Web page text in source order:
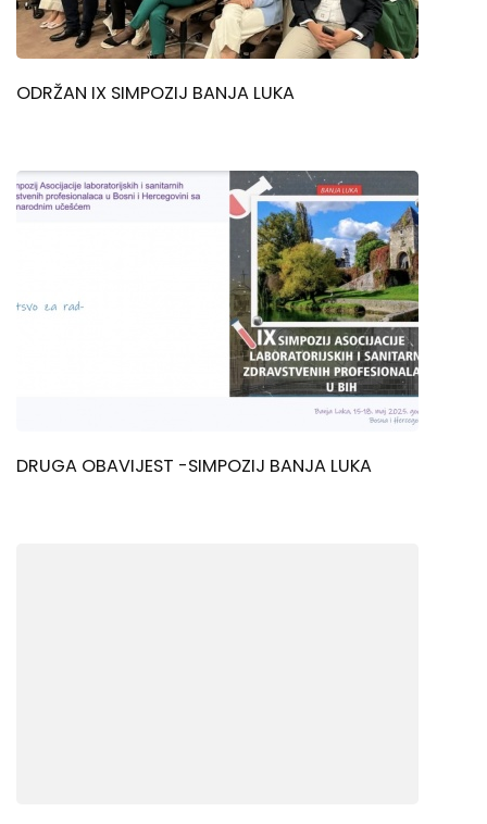
ODRŽAN IX SIMPOZIJ BANJA LUKA
DRUGA OBAVIJEST -SIMPOZIJ BANJA LUKA